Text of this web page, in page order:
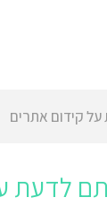
קידום אתרים
לדעת